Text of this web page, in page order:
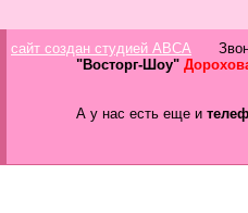
сайт создан студией ABCA
"Восторг-Шоу"
А у нас есть еще и